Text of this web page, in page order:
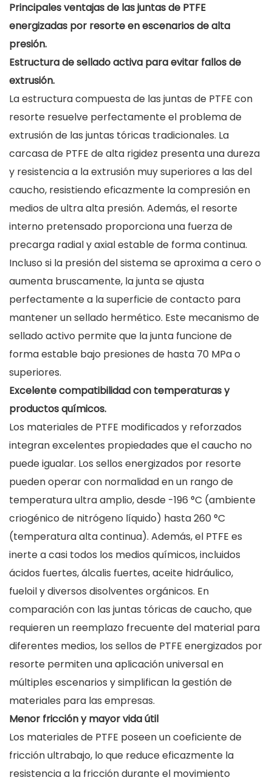
Principales ventajas de las juntas de PTFE
energizadas por resorte en escenarios de alta
presión.
Estructura de sellado activa para evitar fallos de
extrusión.
La estructura compuesta de las juntas de PTFE con
resorte resuelve perfectamente el problema de
extrusión de las juntas tóricas tradicionales. La
carcasa de PTFE de alta rigidez presenta una dureza
y resistencia a la extrusión muy superiores a las del
caucho, resistiendo eficazmente la compresión en
medios de ultra alta presión. Además, el resorte
interno pretensado proporciona una fuerza de
precarga radial y axial estable de forma continua.
Incluso si la presión del sistema se aproxima a cero o
aumenta bruscamente, la junta se ajusta
perfectamente a la superficie de contacto para
mantener un sellado hermético. Este mecanismo de
sellado activo permite que la junta funcione de
forma estable bajo presiones de hasta 70 MPa o
superiores.
Excelente compatibilidad con temperaturas y
productos químicos.
Los materiales de PTFE modificados y reforzados
integran excelentes propiedades que el caucho no
puede igualar. Los sellos energizados por resorte
pueden operar con normalidad en un rango de
temperatura ultra amplio, desde -196 °C (ambiente
criogénico de nitrógeno líquido) hasta 260 °C
(temperatura alta continua). Además, el PTFE es
inerte a casi todos los medios químicos, incluidos
ácidos fuertes, álcalis fuertes, aceite hidráulico,
fueloil y diversos disolventes orgánicos. En
comparación con las juntas tóricas de caucho, que
requieren un reemplazo frecuente del material para
diferentes medios, los sellos de PTFE energizados por
resorte permiten una aplicación universal en
múltiples escenarios y simplifican la gestión de
materiales para las empresas.
Menor fricción y mayor vida útil
Los materiales de PTFE poseen un coeficiente de
fricción ultrabajo, lo que reduce eficazmente la
resistencia a la fricción durante el movimiento